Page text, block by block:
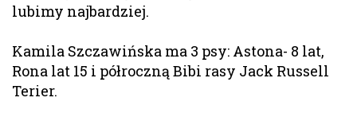
lubimy najbardziej.
Kamila Szczawińska ma 3 psy: Astona- 8 lat,
Rona lat 15 i półroczną Bibi rasy Jack Russell
Terier.